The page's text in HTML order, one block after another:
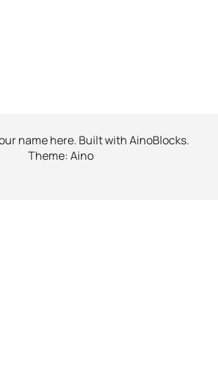
name here. Built withAinoBlocks.
Theme:Aino